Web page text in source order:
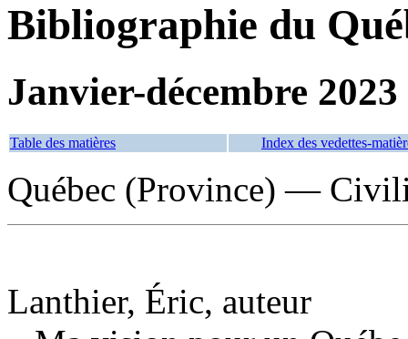
Bibliographie du
Janvier-décembre 2023
Table des matières Index des vedettes-
Québec (Province) —
Lanthier, Éric, auteur